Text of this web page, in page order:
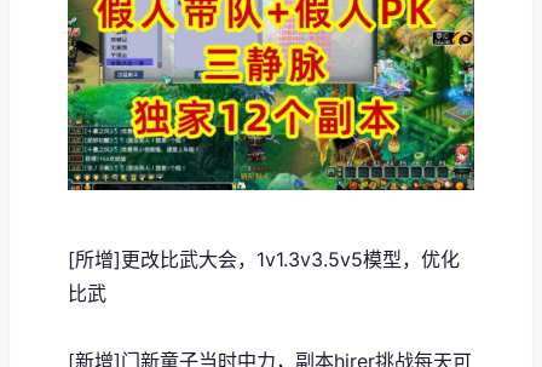
[所增]更改比武大会，1v1.3v3.5v5模型，优化
比武
[新增]门新童子当时中力，副本hirer挑战每天可